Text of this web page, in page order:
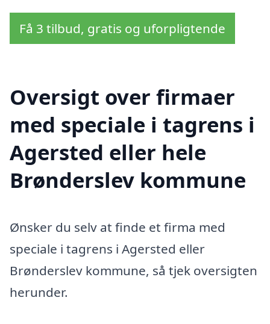
Få 3 tilbud, gratis og uforpligtende
Oversigt over firmaer
med speciale i tagrens i
Agersted eller hele
Brønderslev kommune
Ønsker du selv at finde et firma med
speciale i tagrens i Agersted eller
Brønderslev kommune, så tjek oversigten
herunder.